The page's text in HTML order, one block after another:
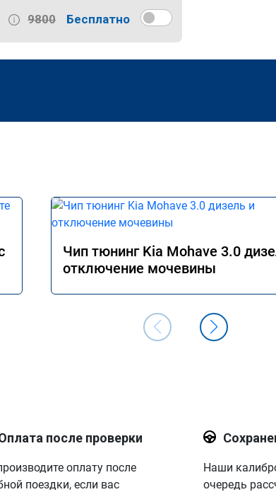
9800 Бесплатно
Чип тюнинг Kia Mohave 3.0
отключение мочевины
после проверки
оплату после
поездки, если вас
Наши
очередь